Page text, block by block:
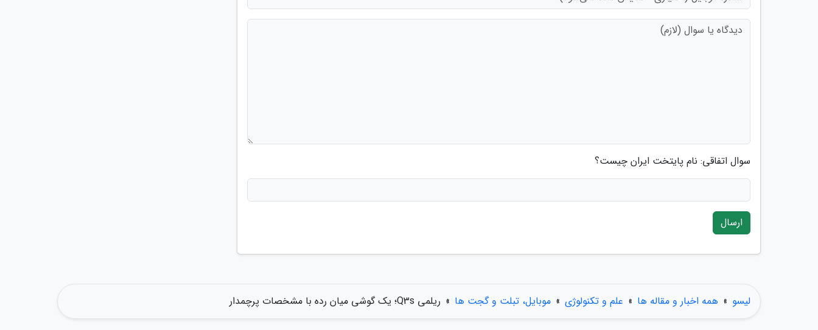
سوال اتفاقی: نام پایتخت ایران چیست؟
ارسال
لیسو » همه اخبار و مقاله ها » علم و تکنولوژی » موبایل، تبلت و گجت ها » ریلمی Q3s؛ یک گوشی میان رده با مشخصات پرچمدار